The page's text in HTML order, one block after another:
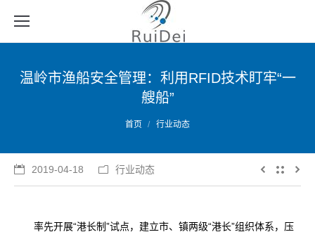
温岭市渔船安全管理：利用RFID技术盯牢“一
艘船”
首页 行业动态
2019-04-18 行业动态
率先开展“港长制”试点，建立市、镇两级“港长”组织体系，压